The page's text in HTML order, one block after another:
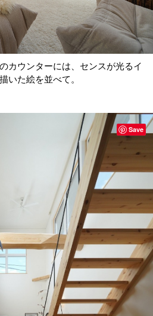
カウンターには、センスが光るイ
いた絵を並べて。
Save